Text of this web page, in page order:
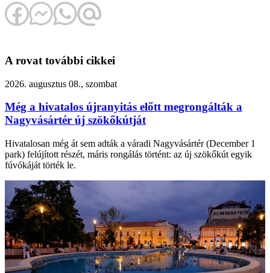
A rovat további cikkei
2026. augusztus 08., szombat
Még a hivatalos újranyitás előtt megrongálták a
Nagyvásártér új szökőkútját
Hivatalosan még át sem adták a váradi Nagyvásártér (December 1
park) felújított részét, máris rongálás történt: az új szökőkút egyik
fúvókáját törték le.